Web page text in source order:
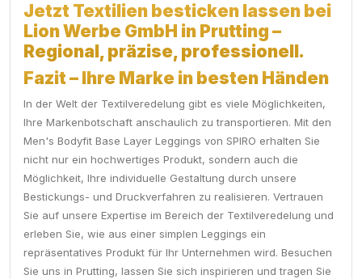
Jetzt Textilien besticken lassen bei
Lion Werbe GmbH in Prutting –
Regional, präzise, professionell.
Fazit – Ihre Marke in besten Händen
In der Welt der Textilveredelung gibt es viele Möglichkeiten,
Ihre Markenbotschaft anschaulich zu transportieren. Mit den
Men's Bodyfit Base Layer Leggings von SPIRO erhalten Sie
nicht nur ein hochwertiges Produkt, sondern auch die
Möglichkeit, Ihre individuelle Gestaltung durch unsere
Bestickungs- und Druckverfahren zu realisieren. Vertrauen
Sie auf unsere Expertise im Bereich der Textilveredelung und
erleben Sie, wie aus einer simplen Leggings ein
repräsentatives Produkt für Ihr Unternehmen wird. Besuchen
Sie uns in Prutting, lassen Sie sich inspirieren und tragen Sie